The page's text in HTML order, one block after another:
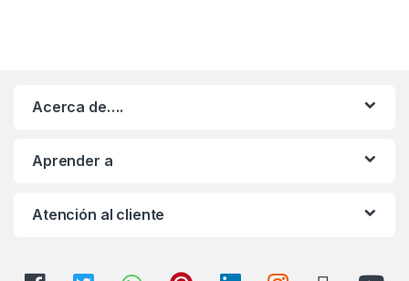
Acerca de….
Aprender a
Atención al cliente